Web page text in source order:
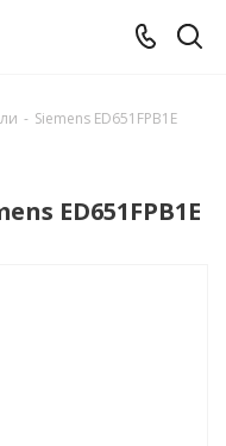
- Siemens ED651FPB1E
ED651FPB1E